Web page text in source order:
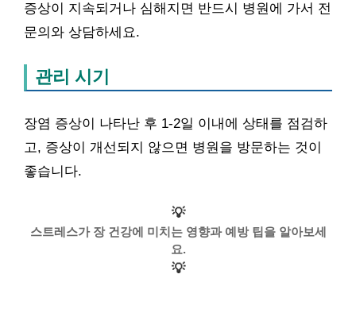
증상이 지속되거나 심해지면 반드시 병원에 가서 전
문의와 상담하세요.
관리 시기
장염 증상이 나타난 후 1-2일 이내에 상태를 점검하
고, 증상이 개선되지 않으면 병원을 방문하는 것이
좋습니다.
💡
스트레스가 장 건강에 미치는 영향과 예방 팁을 알아보세
요.
💡